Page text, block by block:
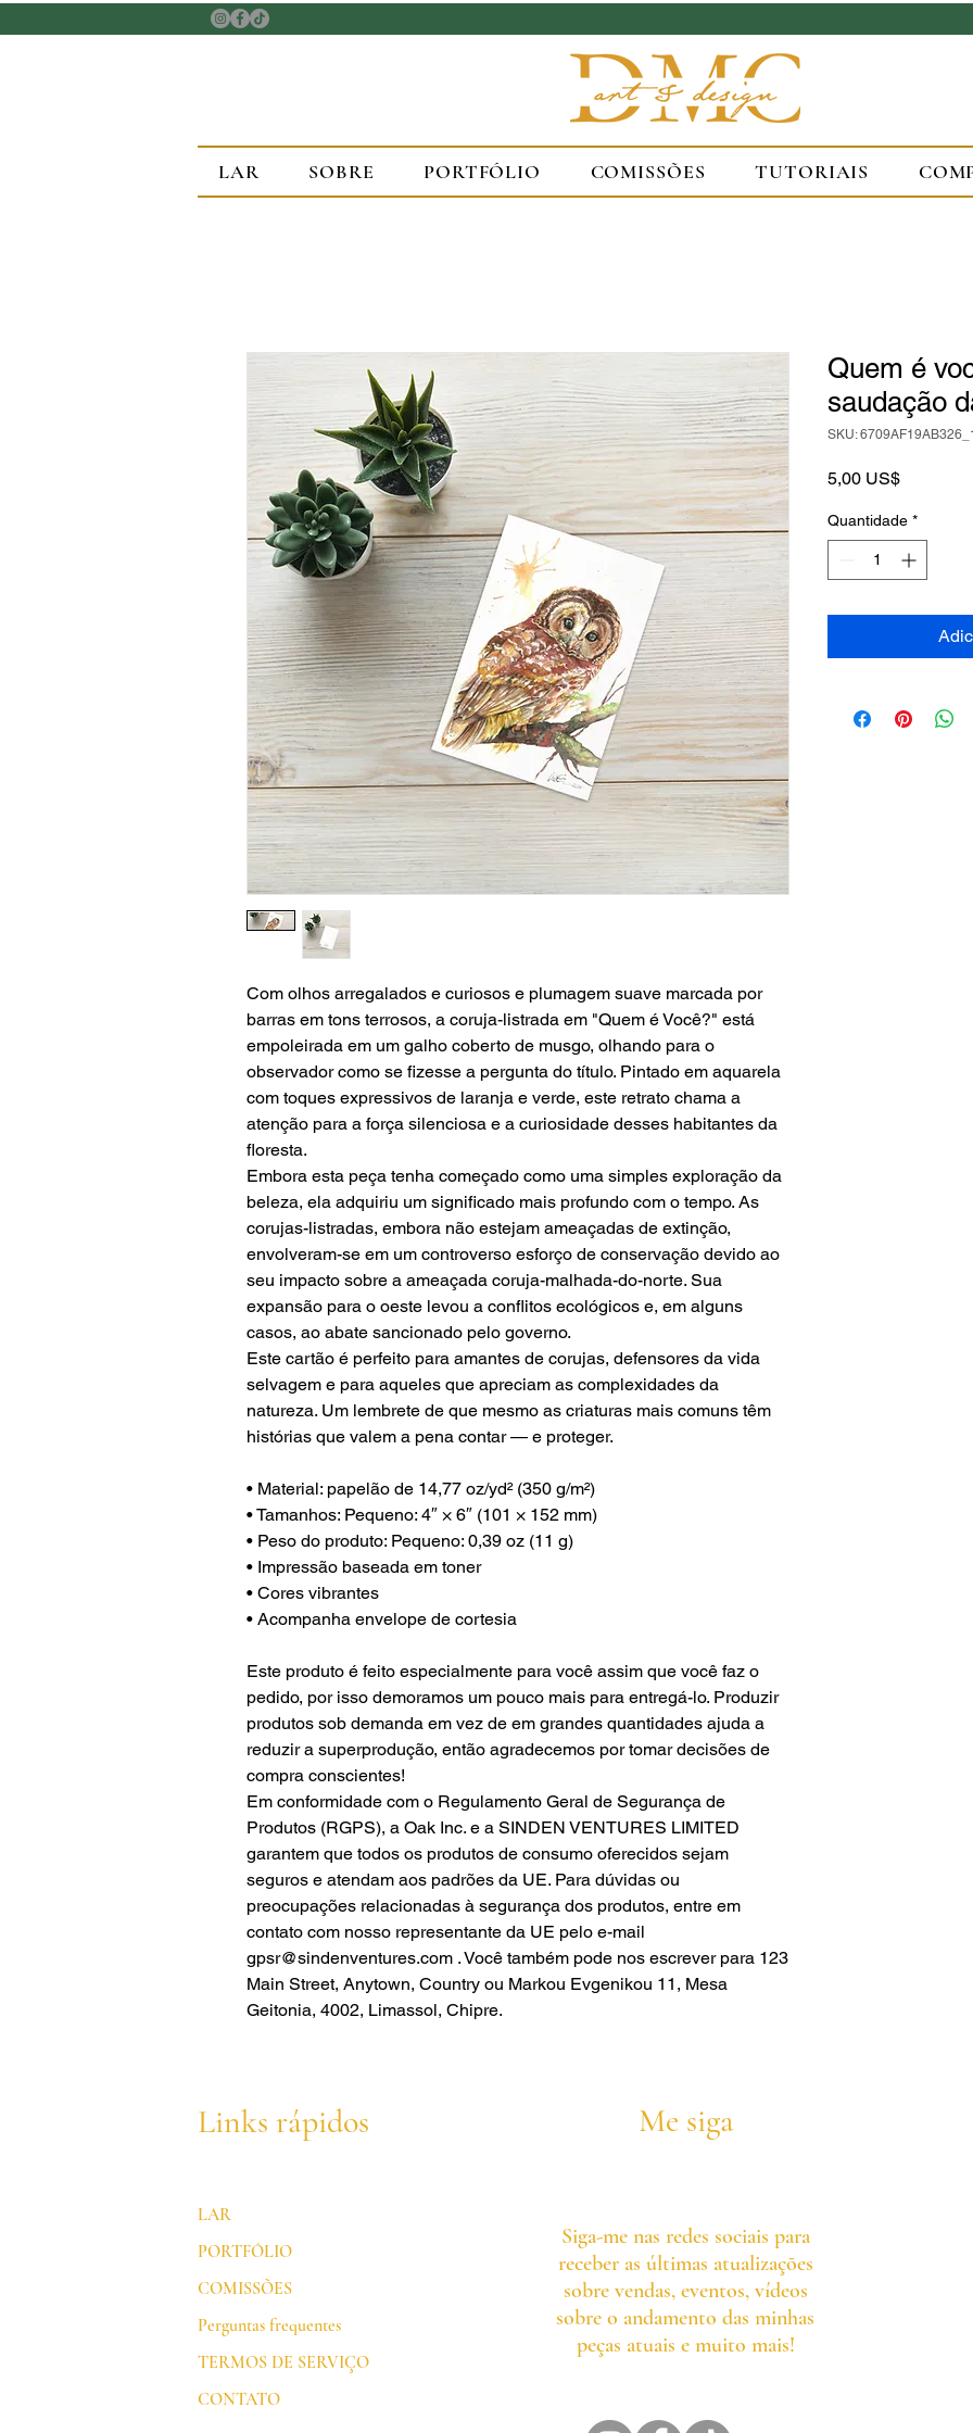
LAR SOBRE PORTFÓLIO COMISSÕES TUTORIAIS
Com olhos arregalados e curiosos e plumagem suave marcada por
barras em tons terrosos, a coruja-listrada em "Quem é Você?" está
empoleirada em um galho coberto de musgo, olhando para o
observador como se fizesse a pergunta do título. Pintado em aquarela
com toques expressivos de laranja e verde, este retrato chama a
atenção para a força silenciosa e a curiosidade desses habitantes da
floresta.
Embora esta peça tenha começado como uma simples exploração da
beleza, ela adquiriu um significado mais profundo com o tempo. As
corujas-listradas, embora não estejam ameaçadas de extinção,
envolveram-se em um controverso esforço de conservação devido ao
seu impacto sobre a ameaçada coruja-malhada-do-norte. Sua
expansão para o oeste levou a conflitos ecológicos e, em alguns
casos, ao abate sancionado pelo governo.
Este cartão é perfeito para amantes de corujas, defensores da vida
selvagem e para aqueles que apreciam as complexidades da
natureza. Um lembrete de que mesmo as criaturas mais comuns têm
histórias que valem a pena contar — e proteger.
• Material: papelão de 14,77 oz/yd² (350 g/m²)
• Tamanhos: Pequeno: 4″ × 6″ (101 × 152 mm)
• Peso do produto: Pequeno: 0,39 oz (11 g)
• Impressão baseada em toner
• Cores vibrantes
• Acompanha envelope de cortesia
Este produto é feito especialmente para você assim que você faz o
pedido, por isso demoramos um pouco mais para entregá-lo. Produzir
produtos sob demanda em vez de em grandes quantidades ajuda a
reduzir a superprodução, então agradecemos por tomar decisões de
compra conscientes!
Em conformidade com o Regulamento Geral de Segurança de
Produtos (RGPS), a Oak Inc. e a SINDEN VENTURES LIMITED
garantem que todos os produtos de consumo oferecidos sejam
seguros e atendam aos padrões da UE. Para dúvidas ou
preocupações relacionadas à segurança dos produtos, entre em
contato com nosso representante da UE pelo e-mail
gpsr@sindenventures.com . Você também pode nos escrever para 123
Main Street, Anytown, Country ou Markou Evgenikou 11, Mesa
Geitonia, 4002, Limassol, Chipre.
Quem é
saudação
SKU:
5,00 US$Preço
Quantidade *
Links rápidos
LAR
PORTFÓLIO
COMISSÕES
Perguntas frequentes
TERMOS DE SERVIÇO
CONTATO
Me siga
Siga-me nas redes sociais para
receber as últimas atualizações
sobre vendas, eventos, vídeos
sobre o andamento das minhas
peças atuais e muito mais!